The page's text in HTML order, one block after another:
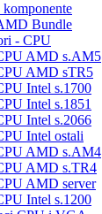
Bundle
- CPU
AMD s.AM5
AMD sTR5
Intel s.1700
Intel s.1851
Intel s.2066
Intel ostali
AMD s.AM4
AMD s.TR4
AMD server
Intel s.1200